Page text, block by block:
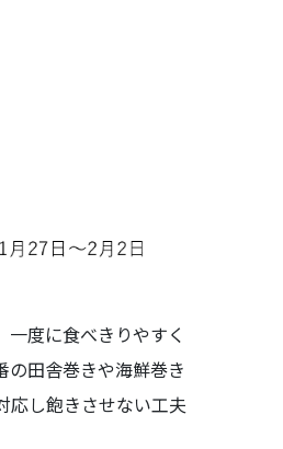
度に食べきりやすく
の田舎巻きや海鮮巻き
応し飽きさせない工夫